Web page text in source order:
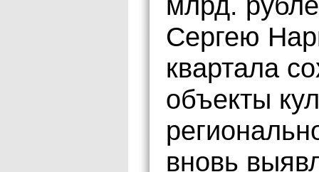
Сергею
квартала
объекты
вновь